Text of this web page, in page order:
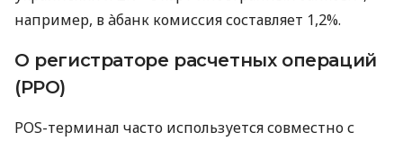
например, в àбанк комиссия составляет 1,2%.
О регистраторе расчетных операций
(РРО)
POS-терминал часто используется совместно с